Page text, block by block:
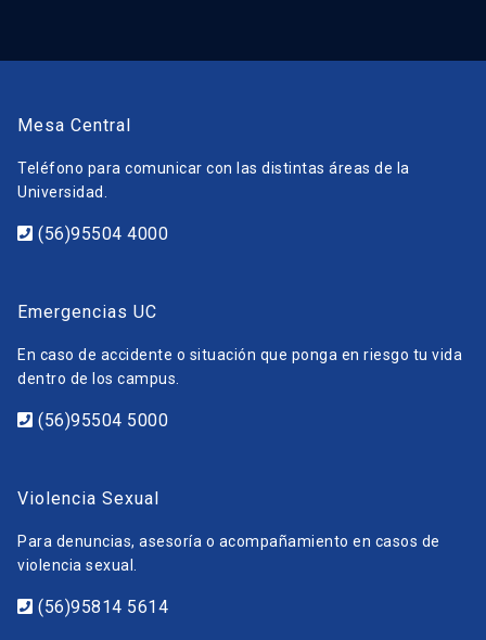
Mesa Central
Teléfono para comunicar con las distintas áreas de la
Universidad.
(56)95504 4000
Emergencias UC
En caso de accidente o situación que ponga en riesgo tu vida
dentro de los campus.
(56)95504 5000
Violencia Sexual
Para denuncias, asesoría o acompañamiento en casos de
violencia sexual.
(56)95814 5614